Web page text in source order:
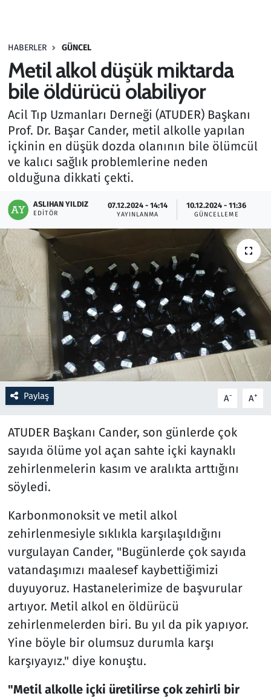
HABERLER GÜNCEL
Metil alkol düşük miktarda
bile öldürücü olabiliyor
Acil Tıp Uzmanları Derneği (ATUDER) Başkanı
Prof. Dr. Başar Cander, metil alkolle yapılan
içkinin en düşük dozda olanının bile ölümcül
ve kalıcı sağlık problemlerine neden
olduğuna dikkati çekti.
ASLIHAN YILDIZ
EDITÖR
07.12.2024 - 14:14
YAYINLANMA
10.12.2024 - 11:36
GÜNCELLEME
Paylaş A- A+
ATUDER Başkanı Cander, son günlerde çok
sayıda ölüme yol açan sahte içki kaynaklı
zehirlenmelerin kasım ve aralıkta arttığını
söyledi.
Karbonmonoksit ve metil alkol
zehirlenmesiyle sıklıkla karşılaşıldığını
vurgulayan Cander, "Bugünlerde çok sayıda
vatandaşımızı maalesef kaybettiğimizi
duyuyoruz. Hastanelerimize de başvurular
artıyor. Metil alkol en öldürücü
zehirlenmelerden biri. Bu yıl da pik yapıyor.
Yine böyle bir olumsuz durumla karşı
karşıyayız." diye konuştu.
"Metil alkolle içki üretilirse çok zehirli bir
Haber
Kültür Sanat
Kurumsal Haberler
Lezzet Durağı
Memur ve Kamu
Otomobil
Oyun
Ramazan
Resmi İlanlar
Rüya Tabirleri
Sağlık
Savunma Sanayi
Spor
Teknoloji ve Bilim
Televizyon